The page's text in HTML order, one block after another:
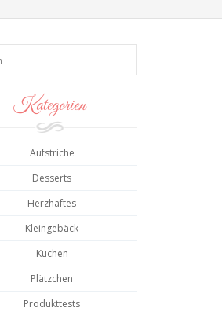
Kategorien
Aufstriche
Desserts
Herzhaftes
Kleingebäck
Kuchen
Plätzchen
Produkttests